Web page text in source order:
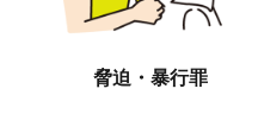
脅迫・暴行罪